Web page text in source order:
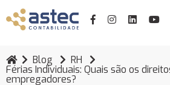
Blog RH
Férias Individuais: Quais são os
empregadores?